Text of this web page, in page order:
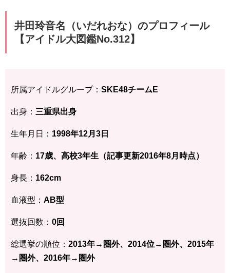
井田玲音名（いだれおな）のプロフィール
【アイドル大図鑑No.312】
所属アイドルグループ： SKE48チームE
出身： 三重県出身
生年月日： 1998年12月3 日
年齢： 17歳、高校3年生（記事更新2016年8月時点）
身長： 162cm
血液型： AB型
選抜回数： 0回
総選挙の順位： 2013年→圏外、2014位→圏外、2015年
→圏外、2016年→圏外